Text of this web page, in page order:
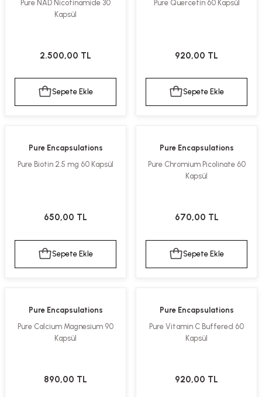
Pure NAD Nicotinamide 30
Kapsül
2.500,00 TL
Sepete Ekle
Pure Quercetin 60 Kapsül
920,00 TL
Sepete Ekle
Pure Encapsulations
Pure Biotin 2.5 mg 60 Kapsül
650,00 TL
Sepete Ekle
Pure Encapsulations
Pure Chromium Picolinate 60
Kapsül
670,00 TL
Sepete Ekle
Pure Encapsulations
Pure Calcium Magnesium 90
Kapsül
890,00 TL
Pure Encapsulations
Pure Vitamin C Buffered 60
Kapsül
920,00 TL